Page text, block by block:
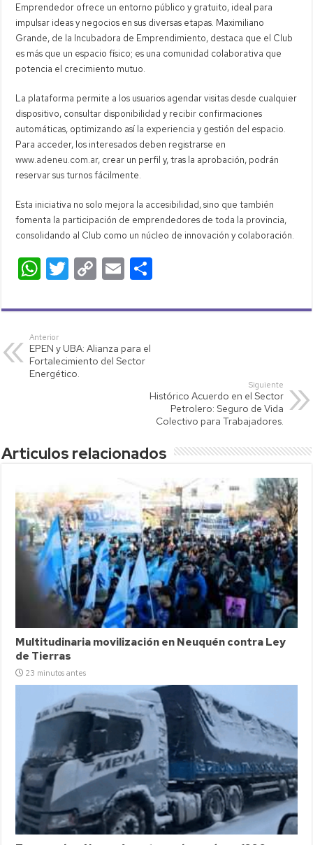
Emprendedor ofrece un entorno público y gratuito, ideal para
impulsar ideas y negocios en sus diversas etapas. Maximiliano
Grande, de la Incubadora de Emprendimiento, destaca que el Club
es más que un espacio físico; es una comunidad colaborativa que
potencia el crecimiento mutuo.
La plataforma permite a los usuarios agendar visitas desde cualquier
dispositivo, consultar disponibilidad y recibir confirmaciones
automáticas, optimizando así la experiencia y gestión del espacio.
Para acceder, los interesados deben registrarse en
www.adeneu.com.ar, crear un perfil y, tras la aprobación, podrán
reservar sus turnos fácilmente.
Esta iniciativa no solo mejora la accesibilidad, sino que también
fomenta la participación de emprendedores de toda la provincia,
consolidando al Club como un núcleo de innovación y colaboración.
W
at
s
A
p
T
tt
C
p
Li
E
ail m
Anterior
EPEN y UBA: Alianza para el
Fortalecimiento del Sector
Energético.
Siguiente
Histórico Acuerdo en el Sector
Petrolero: Seguro de Vida
Colectivo para Trabajadores.
Articulos relacionados
Multitudinaria movilización en Neuquén contra Ley
de Tierras
23 minutos antes